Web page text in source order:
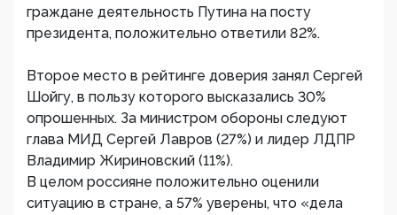
граждане деятельность Путина на посту
президента, положительно ответили 82%.
Второе место в рейтинге доверия занял Сергей
Шойгу, в пользу которого высказались 30%
опрошенных. За министром обороны следуют
глава МИД Сергей Лавров (27%) и лидер ЛДПР
Владимир Жириновский (11%).
В целом россияне положительно оценили
ситуацию в стране, а 57% уверены, что «дела